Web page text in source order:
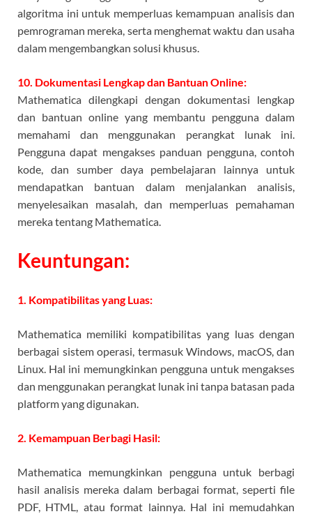
algoritma ini untuk memperluas kemampuan analisis dan
pemrograman mereka, serta menghemat waktu dan usaha
dalam mengembangkan solusi khusus.
10. Dokumentasi Lengkap dan Bantuan Online:
Mathematica dilengkapi dengan dokumentasi lengkap
dan bantuan online yang membantu pengguna dalam
memahami dan menggunakan perangkat lunak ini.
Pengguna dapat mengakses panduan pengguna, contoh
kode, dan sumber daya pembelajaran lainnya untuk
mendapatkan bantuan dalam menjalankan analisis,
menyelesaikan masalah, dan memperluas pemahaman
mereka tentang Mathematica.
Keuntungan:
1. Kompatibilitas yang Luas:
Mathematica memiliki kompatibilitas yang luas dengan
berbagai sistem operasi, termasuk Windows, macOS, dan
Linux. Hal ini memungkinkan pengguna untuk mengakses
dan menggunakan perangkat lunak ini tanpa batasan pada
platform yang digunakan.
2. Kemampuan Berbagi Hasil:
Mathematica memungkinkan pengguna untuk berbagi
hasil analisis mereka dalam berbagai format, seperti file
PDF, HTML, atau format lainnya. Hal ini memudahkan